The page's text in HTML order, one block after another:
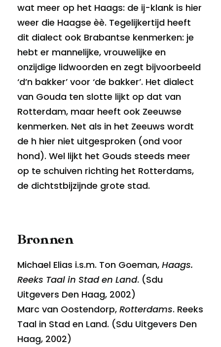
wat meer op het Haags: de ij-klank is hier
weer die Haagse èè. Tegelijkertijd heeft
dit dialect ook Brabantse kenmerken: je
hebt er mannelijke, vrouwelijke en
onzijdige lidwoorden en zegt bijvoorbeeld
‘d’n bakker’ voor ‘de bakker’. Het dialect
van Gouda ten slotte lijkt op dat van
Rotterdam, maar heeft ook Zeeuwse
kenmerken. Net als in het Zeeuws wordt
de h hier niet uitgesproken (ond voor
hond). Wel lijkt het Gouds steeds meer
op te schuiven richting het Rotterdams,
de dichtstbijzijnde grote stad.
Bronnen
Michael Elias i.s.m. Ton Goeman, Haags.
Reeks Taal in Stad en Land. (Sdu
Uitgevers Den Haag, 2002)
Marc van Oostendorp, Rotterdams. Reeks
Taal in Stad en Land. (Sdu Uitgevers Den
Haag, 2002)